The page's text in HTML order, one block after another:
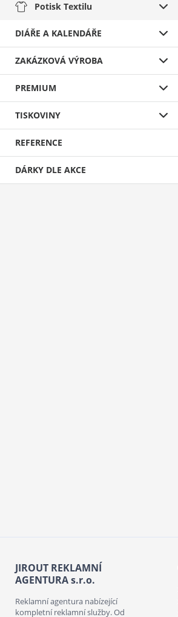
Potisk Textilu
DIÁŘE A KALENDÁŘE
ZAKÁZKOVÁ VÝROBA
PREMIUM
TISKOVINY
REFERENCE
DÁRKY DLE AKCE
JIROUT REKLAMNÍ
AGENTURA s.r.o.
Reklamní agentura nabízející
kompletní reklamní služby. Od